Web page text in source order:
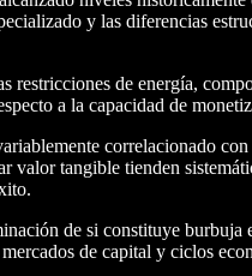
y las diferencias
de energía,
a la capacidad de
correlacionado
tangible tienden
de si constituye
de capital y ciclos